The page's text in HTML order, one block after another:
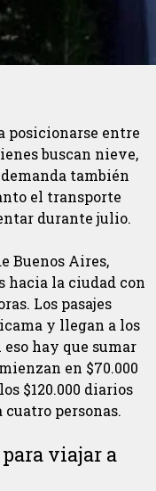
posicionarse entre
buscan nieve,
también
el transporte
durante julio.
Buenos Aires,
hacia la ciudad con
Los pasajes
y llegan a los
eso hay que sumar
en $70.000
$120.000 diarios
cuatro personas.
viajar a